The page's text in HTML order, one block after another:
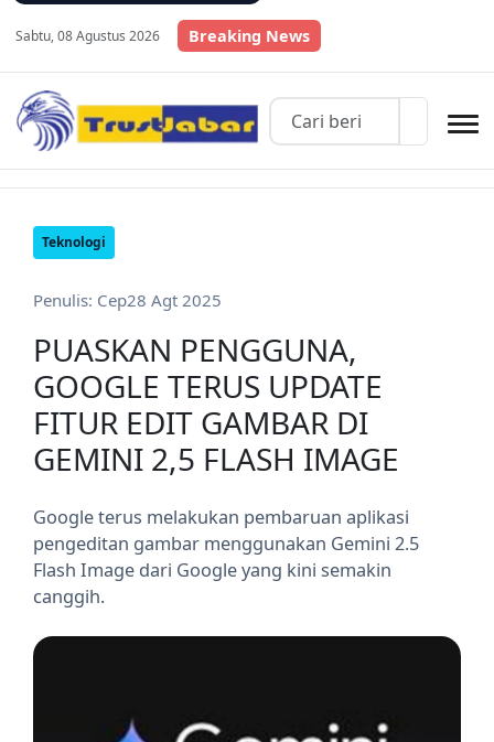
Sabtu, 08 Agustus 2026 Breaking News
Teknologi
Penulis: Cep28 Agt 2025
PUASKAN PENGGUNA,
GOOGLE TERUS UPDATE
FITUR EDIT GAMBAR DI
GEMINI 2,5 FLASH IMAGE
Google terus melakukan pembaruan aplikasi
pengeditan gambar menggunakan Gemini 2.5
Flash Image dari Google yang kini semakin
canggih.